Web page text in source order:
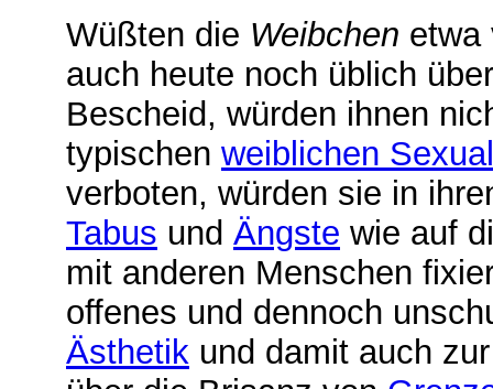
Wüßten die Weibchen etwa
auch heute noch üblich
Bescheid, würden ihnen
typischen weiblichen
verboten, würden sie in
Tabus und Ängste wie auf
mit anderen Menschen
offenes und dennoch
Ästhetik und damit auch